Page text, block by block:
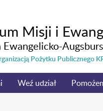
Misji i
Ewangelicko-
Pożytku Publicznego
Weź udział